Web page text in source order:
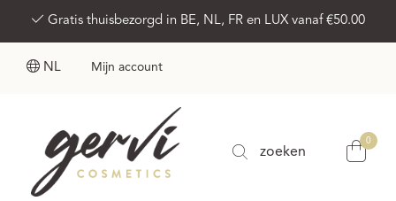
Gratis thuisbezorgd in BE, NL, FR en LUX vanaf €50.00
NL Mijn account
zoeken
0